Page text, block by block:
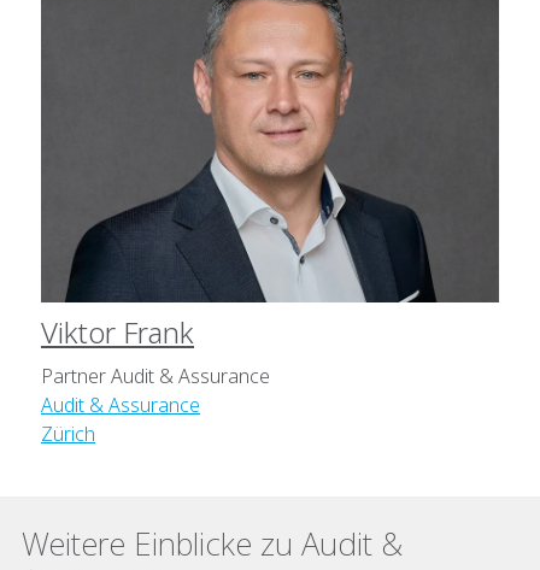
Viktor Frank
Partner Audit & Assurance
Audit & Assurance
Zürich
Weitere Einblicke zu Audit &